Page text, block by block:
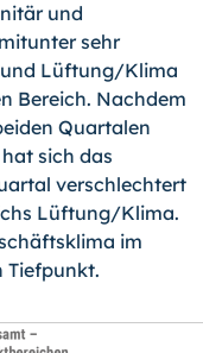
und
sehr
Lüftung/Klima
Bereich. Nachdem
Quartalen
sich das
verschlechtert
Lüftung/Klima.
im
Tiefpunkt.